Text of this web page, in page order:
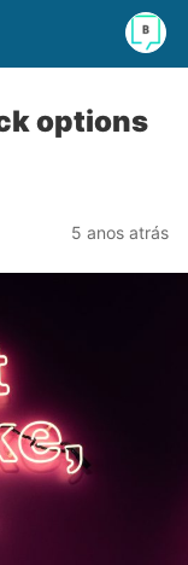
options
5 anos atrás